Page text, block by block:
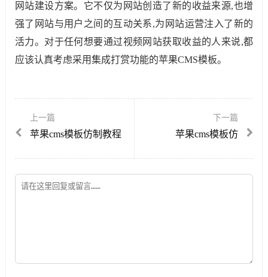
网站建设方案。它不仅为网站创造了新的收益来源,也增
强了网站与用户之间的互动关系,为网站运营注入了新的
活力。对于任何想要通过视频网站获取收益的人来说,都
应该认真考虑采用集成打赏功能的苹果CMS模板。
上一篇
苹果cms模板仿制教程
下一篇
苹果cms模板仿